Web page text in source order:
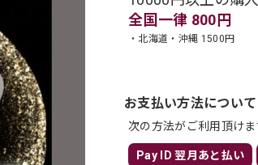
全国一律 800円
・北海道・沖縄 1500円
お支払い方法について
次の方法がご利用頂けま
Pay ID 翌月あと払い